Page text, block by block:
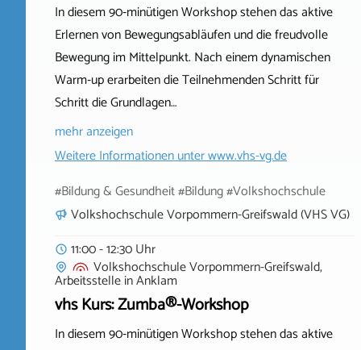
In diesem 90‑minütigen Workshop stehen das aktive
Erlernen von Bewegungsabläufen und die freudvolle
Bewegung im Mittelpunkt. Nach einem dynamischen
Warm‑up erarbeiten die Teilnehmenden Schritt für
Schritt die Grundlagen…
mehr anzeigen
Weitere Informationen unterwww.vhs-vg.de
#Bildung & Gesundheit #Bildung #Volkshochschule
Volkshochschule Vorpommern-Greifswald (VHS VG)
11:00 - 12:30 Uhr
Volkshochschule Vorpommern-Greifswald,
ArbeitsstelleinAnklam
vhs Kurs: Zumba®-Workshop
In diesem 90‑minütigen Workshop stehen das aktive